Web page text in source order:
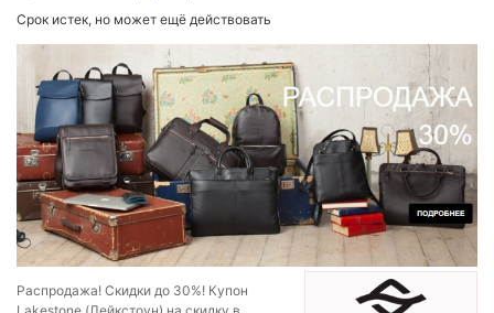
Срок истек, но может ещё действовать
Распродажа! Скидки до 30%! Купон